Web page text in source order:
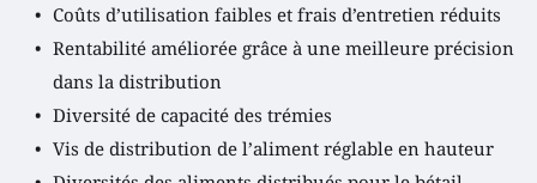
Coûts d’utilisation faibles et frais d’entretien réduits
Rentabilité améliorée grâce à une meilleure précision
dans la distribution
Diversité de capacité des trémies
Vis de distribution de l’aliment réglable en hauteur